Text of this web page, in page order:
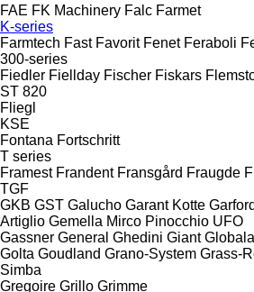
FAE FK Machinery Falc Farmet
K-series
Farmtech Fast Favorit Fenet Feraboli
300-series
Fiedler Fiellday Fischer Fiskars
ST 820
Fliegl
KSE
Fontana Fortschritt
T series
Framest Frandent Fransgård Fraugde
TGF
GKB GST Galucho Garant Kotte Garford
Artiglio Gemella Mirco Pinocchio UFO
Gassner General Ghedini Giant
Golta Goudland Grano-System Grass-
Simba
Gregoire Grillo Grimme